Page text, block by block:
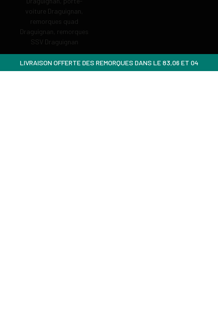
LIVRAISON OFFERTE DES REMORQUES DANS LE 83,06 ET 04